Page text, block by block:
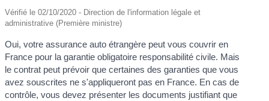
Vérifié le 02/10/2020 - Direction de l'information légale et
administrative (Première ministre)
Oui, votre assurance auto étrangère peut vous couvrir en
France pour la garantie obligatoire responsabilité civile. Mais
le contrat peut prévoir que certaines des garanties que vous
avez souscrites ne s'appliqueront pas en France. En cas de
contrôle, vous devez présenter les documents justifiant que